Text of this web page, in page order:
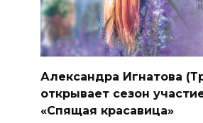
Александра Игнатова
открывает сезон
«Спящая красавица»